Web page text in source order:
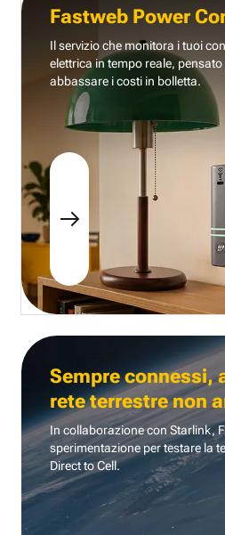
Fastweb Power
Il servizio che monitora i tuoi
elettrica in tempo reale,
abbassare i costi in bolletta.
Sempre connessi,
rete terrestre non
In collaborazione con Starlink,
sperimentazione per testare la
Direct to Cell.